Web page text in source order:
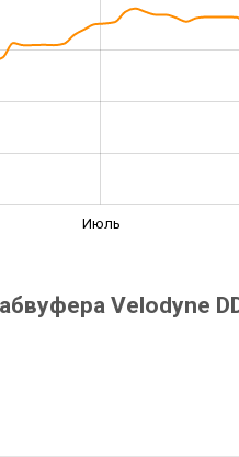
Июль
Velodyne